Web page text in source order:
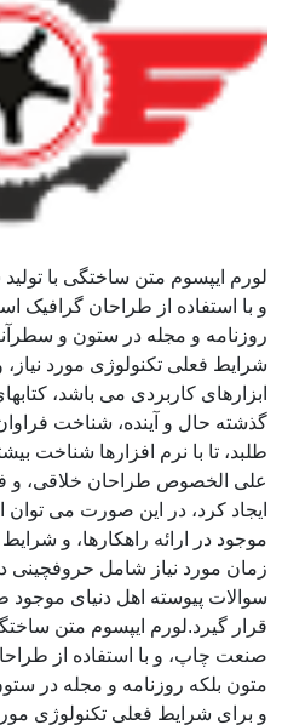
لورم ایپسوم متن ساختگی با
و با استفاده از طراحان گرافیک
روزنامه و مجله در ستون و
شرایط فعلی تکنولوژی مورد نیاز،
ابزارهای کاربردی می باشد،
گذشته حال و آینده، شناخت
طلبد، تا با نرم افزارها شناخت
علی الخصوص طراحان خلاقی، و
ایجاد کرد، در این صورت می
موجود در ارائه راهکارها، و
زمان مورد نیاز شامل حروفچینی
سوالات پیوسته اهل دنیای موجود
قرار گیرد.لورم ایپسوم متن
صنعت چاپ، و با استفاده از
متون بلکه روزنامه و مجله در
و برای شرایط فعلی تکنولوژی مورد